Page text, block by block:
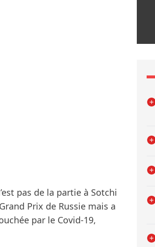
pas de la partie à Sotchi
Prix de Russie mais a
par le Covid-19,